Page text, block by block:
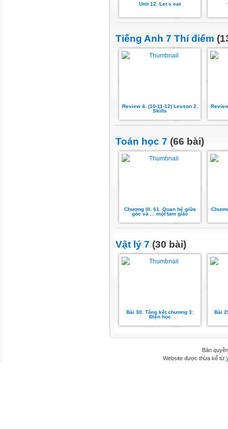
Unit 12. Let s eat
Tiếng Anh 7 Thí điểm
Review 4. (10-11-12) Lesson 2.
Skills
Toán học 7 (66 bài)
Chương III. §1. Quan hệ giữa
góc và ... một tam giác
Vật lý 7 (30 bài)
Bài 30. Tổng kết chương 3:
Điện học
Bài
Bản
Website được thừa kế từ